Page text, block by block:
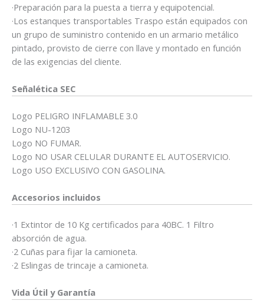
·Preparación para la puesta a tierra y equipotencial.
·Los estanques transportables Traspo están equipados con
un grupo de suministro contenido en un armario metálico
pintado, provisto de cierre con llave y montado en función
de las exigencias del cliente.
Señalética SEC
Logo PELIGRO INFLAMABLE 3.0
Logo NU-1203
Logo NO FUMAR.
Logo NO USAR CELULAR DURANTE EL AUTOSERVICIO.
Logo USO EXCLUSIVO CON GASOLINA.
Accesorios incluidos
·1 Extintor de 10 Kg certificados para 40BC. 1 Filtro
absorción de agua.
·2 Cuñas para fijar la camioneta.
·2 Eslingas de trincaje a camioneta.
Vida Útil y Garantía